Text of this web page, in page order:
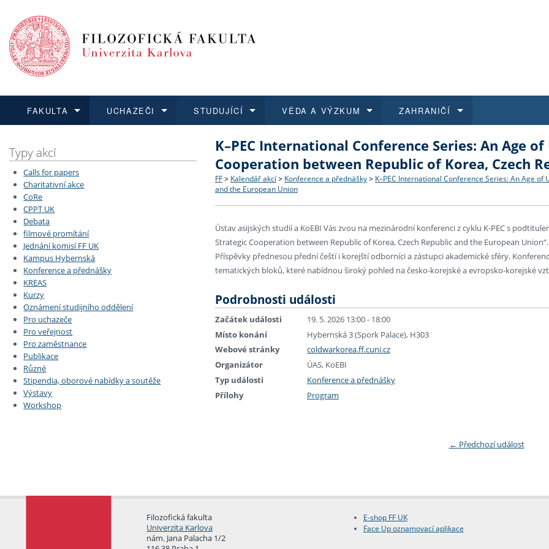
FAKULTA
Dozvědět se více
Struktura a historie
Strategie a další dokumenty
Absolventi fakulty
Fakultní školy FF UK
Pro
UCHAZEČI
Podat přihlášku
Co studovat a jak se přihlásit
Učitelské studijní programy
STUDUJÍCÍ
Dozvědět se více
Bakalářské a magisterské studium
Doktorské studium
VĚDA A VÝZKUM
Dozvědět se více
O vědě a výzkumu na FF UK
Akademické kvalifikace
ZAHRANIČÍ
Dozvědět se více
Aktuální nabídky a výběrová řízení
Vyjíždějící studenti
Vyjíždějící zaměstnanci
Typy akcí
Calls for papers
Charitativní akce
CoRe
CPPT UK
Debata
filmové promítání
Jednání komisí FF UK
Kampus Hybernská
Konference a přednášky
KREAS
Kurzy
Oznámení studijního oddělení
Pro uchazeče
Pro veřejnost
Pro zaměstnance
Publikace
Různé
Stipendia, oborové nabídky a soutěže
Výstavy
Workshop
K–PEC International Conference Series: An Age
Cooperation between Republic of Korea, Czech
FF > Kalendář akcí > Konference a přednášky > K–PEC International Conference Series: An Age
and the European Union
Ústav asijských studií a KoEBI Vás zvou na mezinárodní konferenci z cyklu K-PEC s
Strategic Cooperation between Republic of Korea, Czech Republic and the European Union“.
Příspěvky přednesou přední čeští i korejští odborníci a zástupci akademické sféry.
tematických bloků, které nabídnou široký pohled na česko-korejské a evropsko-korejské
Podrobnosti události
Začátek události
19. 5. 2026 13:00 - 18:00
Místo konání
Hybernská 3 (Spork Palace), H303
Webové stránky
coldwarkorea.ff.cuni.cz
Organizátor
ÚAS, KoEBI
Typ události
Konference a přednášky
Přílohy
Program
← Předchozí událost
Filozofická fakulta
Univerzita Karlova
nám. Jana Palacha 1/2
E-shop FF UK
Face Up oznamovací aplikace